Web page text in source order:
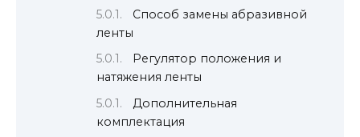
Способ замены абразивной
ленты
Регулятор положения и
натяжения ленты
Дополнительная
комплектация